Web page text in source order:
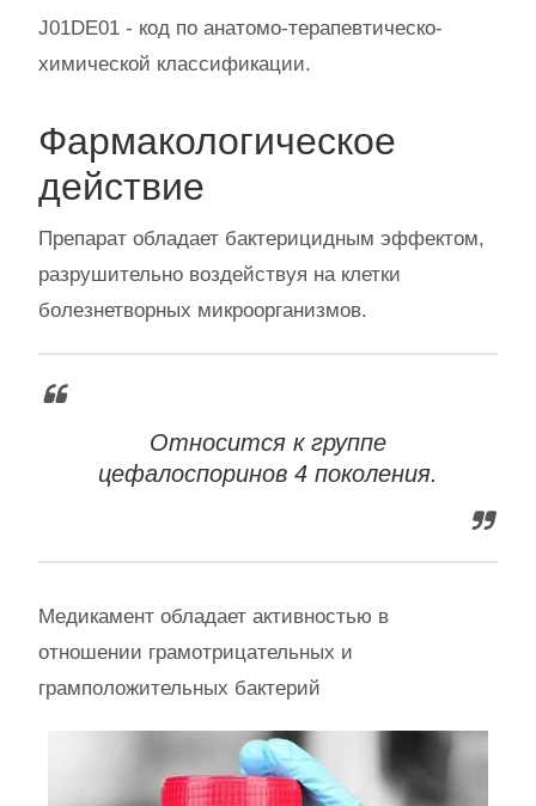
J01DE01 - код по анатомо-терапевтическо-
химической классификации.
Фармакологическое
действие
Препарат обладает бактерицидным эффектом,
разрушительно воздействуя на клетки
болезнетворных микроорганизмов.
Относится к группе
цефалоспоринов 4 поколения.
Медикамент обладает активностью в
отношении грамотрицательных и
грамположительных бактерий